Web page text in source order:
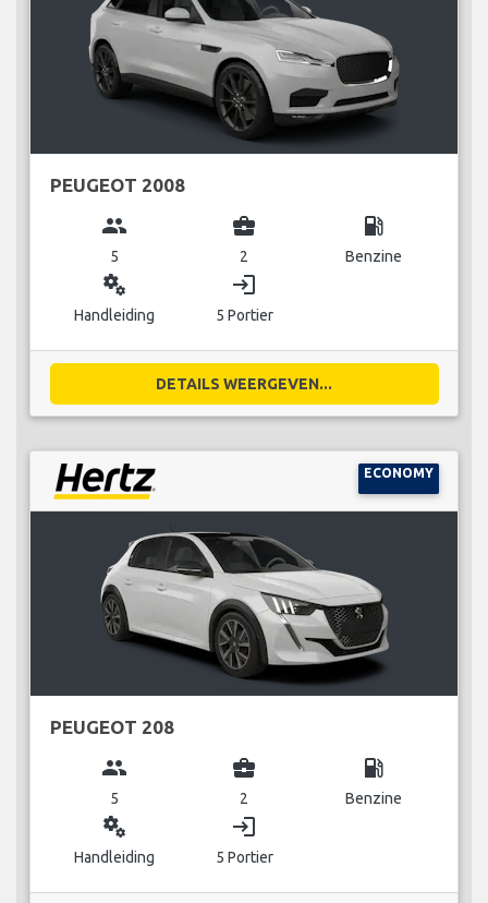
PEUGEOT 2008
group
5
business_center
2
local_gas_station
Benzine
miscellaneous_services
Handleiding
login
5 Portier
DETAILS WEERGEVEN...
ECONOMY
PEUGEOT 208
group
5
business_center
2
local_gas_station
Benzine
miscellaneous_services
Handleiding
login
5 Portier